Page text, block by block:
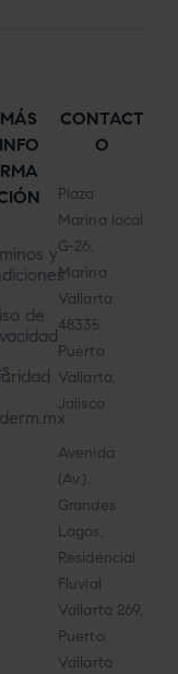
MÁS
INFO
RMA
y
de
CONTACT
O
Plaza
Marina local
G-26,
Marina
Vallarta
48335
Puerto
Vallarta,
Jalisco
Avenida
(Av.).
Grandes
Lagos,
Residencial
Fluvial
Vallarta 269,
Puerto
Vallarta